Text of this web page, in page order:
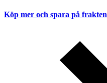
Köp mer och spara på frakten